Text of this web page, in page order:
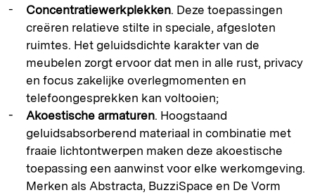
Concentratiewerkplekken. Deze toepassingen
creëren relatieve stilte in speciale, afgesloten
ruimtes. Het geluidsdichte karakter van de
meubelen zorgt ervoor dat men in alle rust, privacy
en focus zakelijke overlegmomenten en
telefoongesprekken kan voltooien;
Akoestische armaturen. Hoogstaand
geluidsabsorberend materiaal in combinatie met
fraaie lichtontwerpen maken deze akoestische
toepassing een aanwinst voor elke werkomgeving.
Merken als Abstracta, BuzziSpace en De Vorm